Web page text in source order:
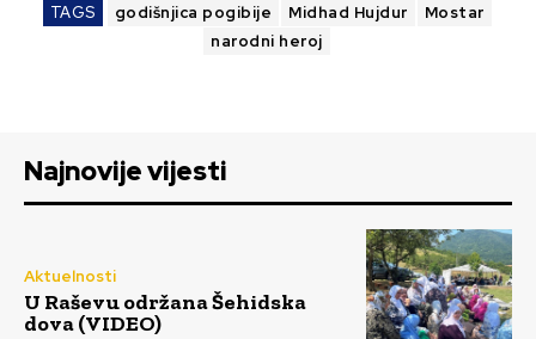
TAGS godišnjica pogibije Midhad Hujdur
Mostar
narodni heroj
Najnovije vijesti
Aktuelnosti
U Raševu održana Šehidska
dova (VIDEO)